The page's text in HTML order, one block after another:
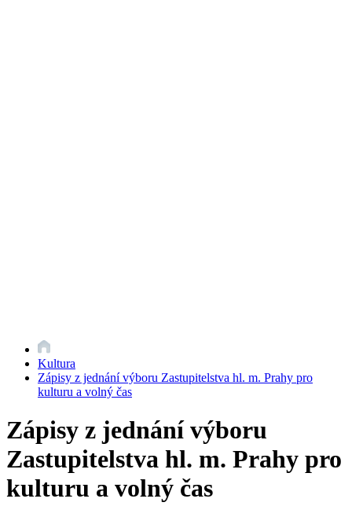
Kultura
Zápisy z jednání výboru Zastupitelstva hl. m. Prahy pro
kulturu a volný čas
Zápisy z jednání výboru
Zastupitelstva hl. m. Prahy pro
kulturu a volný čas